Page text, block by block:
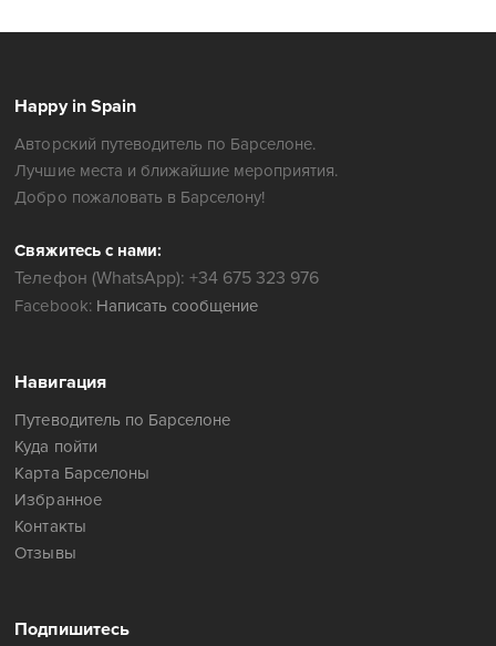
Happy in Spain
Авторский путеводитель по Барселоне.
Лучшие места и ближайшие мероприятия.
Добро пожаловать в Барселону!
Свяжитесь с нами:
Телефон (WhatsApp): +34 675 323 976
Facebook: Написать сообщение
Навигация
Путеводитель по Барселоне
Куда пойти
Карта Барселоны
Избранное
Контакты
Отзывы
Подпишитесь